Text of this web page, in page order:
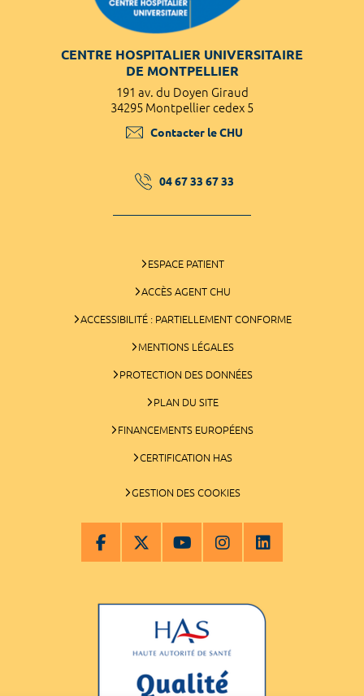
CENTRE HOSPITALIER UNIVERSITAIRE
DE MONTPELLIER
191 av. du Doyen Giraud
34295 Montpellier cedex 5
Contacter le CHU
04 67 33 67 33
ESPACE PATIENT
ACCÈS AGENT CHU
ACCESSIBILITÉ : PARTIELLEMENT CONFORME
MENTIONS LÉGALES
PROTECTION DES DONNÉES
PLAN DU SITE
FINANCEMENTS EUROPÉENS
CERTIFICATION HAS
GESTION DES COOKIES